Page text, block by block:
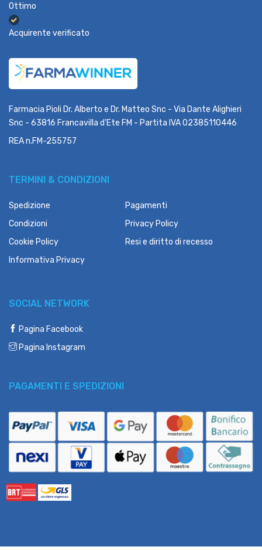
Ottimo
Acquirente verificato
Farmacia Pioli Dr. Alberto e Dr. Matteo Snc - Via Dante Alighieri
Snc - 63816 Francavilla d'Ete FM - Partita IVA 02385110446
REA n.FM-255757
TERMINI & CONDIZIONI
Spedizione
Pagamenti
Condizioni
Privacy Policy
Cookie Policy
Resi e diritto di recesso
Informativa Privacy
SOCIAL NETWORK
Pagina Facebook
Pagina Instagram
PAGAMENTI E SPEDIZIONI